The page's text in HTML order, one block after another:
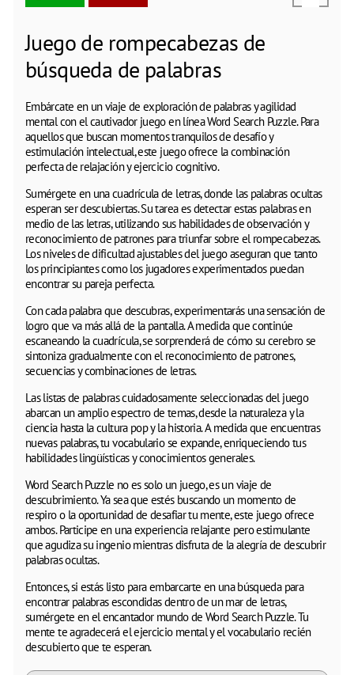
Juego de rompecabezas de
búsqueda de palabras
Embárcate en un viaje de exploración de palabras y agilidad
mental con el cautivador juego en línea Word Search Puzzle. Para
aquellos que buscan momentos tranquilos de desafío y
estimulación intelectual, este juego ofrece la combinación
perfecta de relajación y ejercicio cognitivo.
Sumérgete en una cuadrícula de letras, donde las palabras ocultas
esperan ser descubiertas. Su tarea es detectar estas palabras en
medio de las letras, utilizando sus habilidades de observación y
reconocimiento de patrones para triunfar sobre el rompecabezas.
Los niveles de dificultad ajustables del juego aseguran que tanto
los principiantes como los jugadores experimentados puedan
encontrar su pareja perfecta.
Con cada palabra que descubras, experimentarás una sensación de
logro que va más allá de la pantalla. A medida que continúe
escaneando la cuadrícula, se sorprenderá de cómo su cerebro se
sintoniza gradualmente con el reconocimiento de patrones,
secuencias y combinaciones de letras.
Las listas de palabras cuidadosamente seleccionadas del juego
abarcan un amplio espectro de temas, desde la naturaleza y la
ciencia hasta la cultura pop y la historia. A medida que encuentras
nuevas palabras, tu vocabulario se expande, enriqueciendo tus
habilidades lingüísticas y conocimientos generales.
Word Search Puzzle no es solo un juego, es un viaje de
descubrimiento. Ya sea que estés buscando un momento de
respiro o la oportunidad de desafiar tu mente, este juego ofrece
ambos. Participe en una experiencia relajante pero estimulante
que agudiza su ingenio mientras disfruta de la alegría de descubrir
palabras ocultas.
Entonces, si estás listo para embarcarte en una búsqueda para
encontrar palabras escondidas dentro de un mar de letras,
sumérgete en el encantador mundo de Word Search Puzzle. Tu
mente te agradecerá el ejercicio mental y el vocabulario recién
descubierto que te esperan.